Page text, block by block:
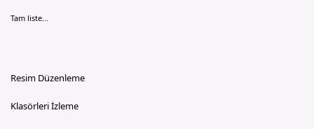
Tam liste...
Resim Düzenleme
Klasörleri İzleme